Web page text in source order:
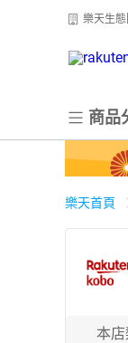
樂天生態
商品
樂天首頁
本店